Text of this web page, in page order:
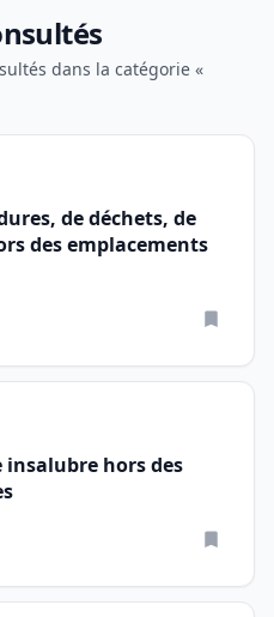
dans la catégorie «
de déchets, de
des emplacements
insalubre hors des